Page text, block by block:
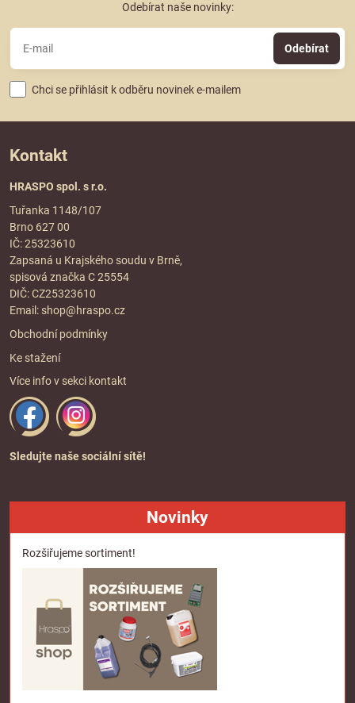
Odebírat naše novinky:
Odebírat
Chci se přihlásit k odběru novinek e-mailem
Kontakt
HRASPO spol. s r.o.
Tuřanka 1148/107
Brno 627 00
IČ: 25323610
Zapsaná u Krajského soudu v Brně,
spisová značka C 25554
DIČ: CZ25323610
Email: shop@hraspo.cz
Obchodní podmínky
Ke stažení
Více info v sekci kontakt
Sledujte naše sociální sítě!
Novinky
Rozšiřujeme sortiment!